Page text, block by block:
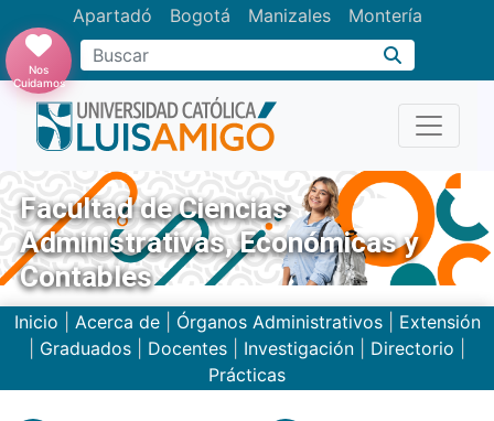
Apartadó Bogotá Manizales Montería
Buscar
Nos
Cuidamos
Facultad de Ciencias
Administrativas, Económicas y
Contables
Inicio Acerca de| Órganos Administrativos| Extensión
Graduados Docentes Investigación Directorio
Prácticas